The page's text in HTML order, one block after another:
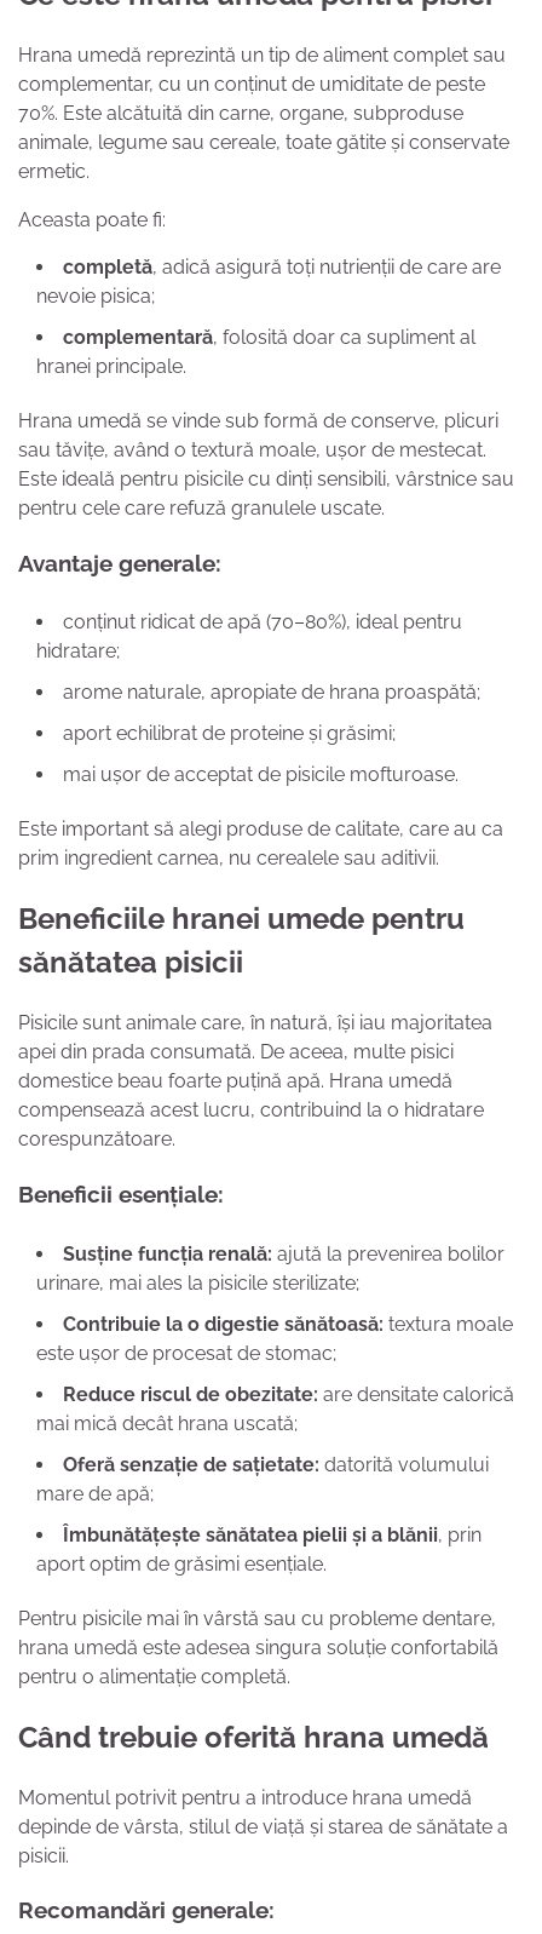
Hrana umedă reprezintă un tip de aliment complet sau
complementar, cu un conținut de umiditate de peste
70%. Este alcătuită din carne, organe, subproduse
animale, legume sau cereale, toate gătite și conservate
ermetic.
Aceasta poate fi:
completă, adică asigură toți nutrienții de care are
nevoie pisica;
complementară, folosită doar ca supliment al
hranei principale.
Hrana umedă se vinde sub formă de conserve, plicuri
sau tăvițe, având o textură moale, ușor de mestecat.
Este ideală pentru pisicile cu dinți sensibili, vârstnice sau
pentru cele care refuză granulele uscate.
Avantaje generale:
conținut ridicat de apă (70–80%), ideal pentru
hidratare;
arome naturale, apropiate de hrana proaspătă;
aport echilibrat de proteine și grăsimi;
mai ușor de acceptat de pisicile mofturoase.
Este important să alegi produse de calitate, care au ca
prim ingredient carnea, nu cerealele sau aditivii.
Beneficiile hranei umede pentru
sănătatea pisicii
Pisicile sunt animale care, în natură, își iau majoritatea
apei din prada consumată. De aceea, multe pisici
domestice beau foarte puțină apă. Hrana umedă
compensează acest lucru, contribuind la o hidratare
corespunzătoare.
Beneficii esențiale:
Susține funcția renală: ajută la prevenirea bolilor
urinare, mai ales la pisicile sterilizate;
Contribuie la o digestie sănătoasă: textura moale
este ușor de procesat de stomac;
Reduce riscul de obezitate: are densitate calorică
mai mică decât hrana uscată;
Oferă senzație de sațietate: datorită volumului
mare de apă;
Îmbunătățește sănătatea pielii și a blănii, prin
aport optim de grăsimi esențiale.
Pentru pisicile mai în vârstă sau cu probleme dentare,
hrana umedă este adesea singura soluție confortabilă
pentru o alimentație completă.
Când trebuie oferită hrana umedă
Momentul potrivit pentru a introduce hrana umedă
depinde de vârsta, stilul de viață și starea de sănătate a
pisicii.
Recomandări generale: